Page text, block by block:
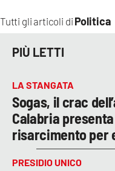
Tutti gli articoli di Politica
PIÙ LETTI
LA STANGATA
Sogas, il crac
Calabria
risarcimento per
PRESIDIO UNICO